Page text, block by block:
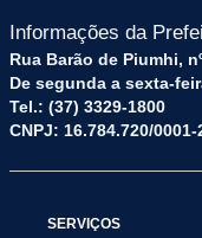
Informações da
Rua Barão de Piumhi,
De segunda a sexta-
Tel.: (37) 3329-1800
CNPJ: 16.784.720/0001-
SERVIÇOS